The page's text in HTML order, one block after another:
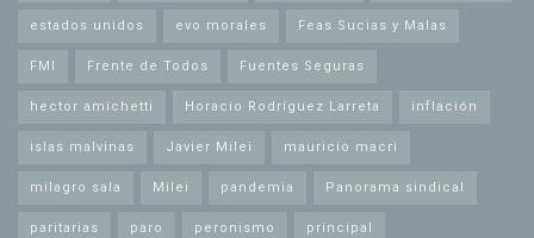
estados unidos evo morales Feas Sucias y Malas
FMI Frente de Todos Fuentes Seguras
hector amichetti Horacio Rodríguez Larreta inflación
islas malvinas Javier Milei mauricio macri
milagro sala Milei pandemia Panorama sindical
paritarias paro peronismo principal